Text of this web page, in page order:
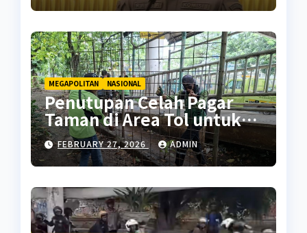
MEGAPOLITAN NASIONAL
Penutupan Celah Pagar
Taman di Area Tol untuk
Cegah Penyalahgunaan
FEBRUARY 27, 2026 ADMIN